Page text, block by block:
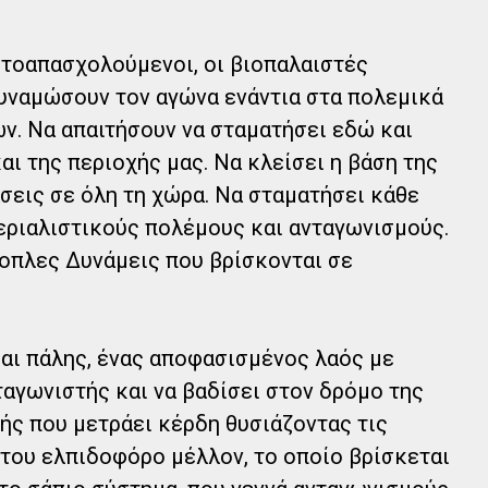
οι βιοπαλαιστές
τον αγώνα ενάντια στα πολεμικά
Να απαιτήσουν να σταματήσει εδώ και
της περιοχής μας. Να κλείσει η βάση της
σε όλη τη χώρα. Να σταματήσει κάθε
πολέμους και ανταγωνισμούς.
Δυνάμεις που βρίσκονται σε
πάλης, ένας αποφασισμένος λαός με
και να βαδίσει στον δρόμο της
που μετράει κέρδη θυσιάζοντας τις
ελπιδοφόρο μέλλον, το οποίο βρίσκεται